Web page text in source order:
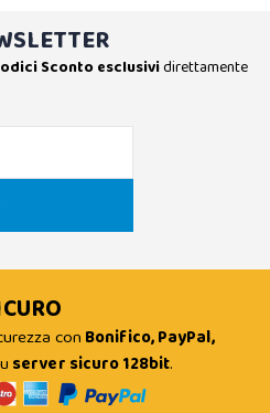
Sconto esclusividirettamente
con Bonifico, PayPal,
server sicuro 128bit.